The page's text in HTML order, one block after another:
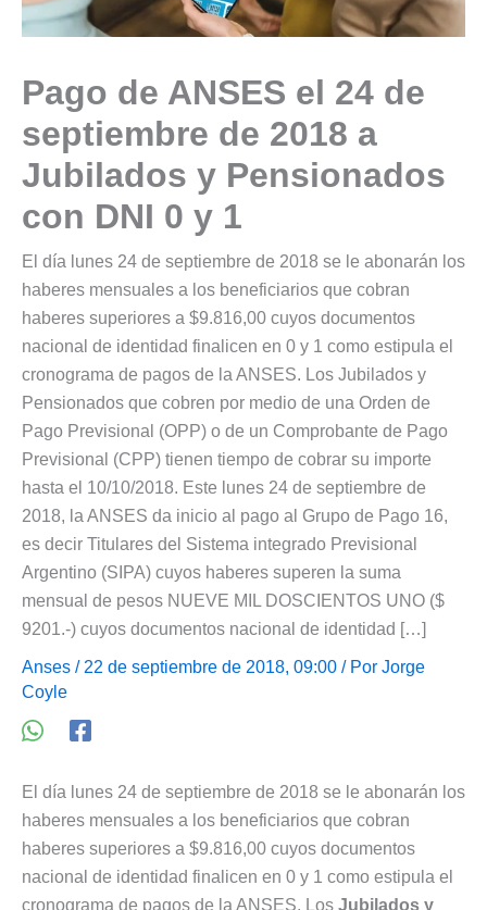
Pago de ANSES el 24 de
septiembre de 2018 a
Jubilados y Pensionados
con DNI 0 y 1
El día lunes 24 de septiembre de 2018 se le abonarán los
haberes mensuales a los beneficiarios que cobran
haberes superiores a $9.816,00 cuyos documentos
nacional de identidad finalicen en 0 y 1 como estipula el
cronograma de pagos de la ANSES. Los Jubilados y
Pensionados que cobren por medio de una Orden de
Pago Previsional (OPP) o de un Comprobante de Pago
Previsional (CPP) tienen tiempo de cobrar su importe
hasta el 10/10/2018. Este lunes 24 de septiembre de
2018, la ANSES da inicio al pago al Grupo de Pago 16,
es decir Titulares del Sistema integrado Previsional
Argentino (SIPA) cuyos haberes superen la suma
mensual de pesos NUEVE MIL DOSCIENTOS UNO ($
9201.-) cuyos documentos nacional de identidad […]
Anses / 22 de septiembre de 2018, 09:00 / Por Jorge
Coyle
El día lunes 24 de septiembre de 2018 se le abonarán los
haberes mensuales a los beneficiarios que cobran
haberes superiores a $9.816,00 cuyos documentos
nacional de identidad finalicen en 0 y 1 como estipula el
cronograma de pagos de la ANSES. Los Jubilados y